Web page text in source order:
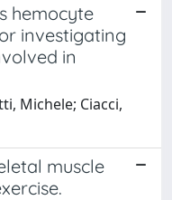
hemocyte
investigating
in
Michele; Ciacci,
muscle